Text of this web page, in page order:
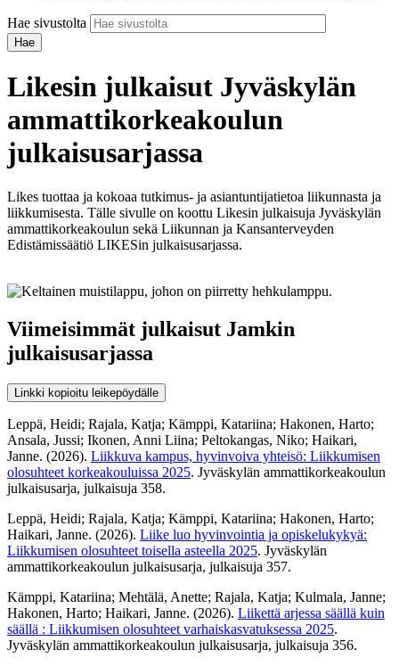
Hae sivustolta
Likesin julkaisut Jyväskylän
ammattikorkeakoulun
julkaisusarjassa
Likes tuottaa ja kokoaa tutkimus- ja asiantuntijatietoa liikunnasta ja
liikkumisesta. Tälle sivulle on koottu Likesin julkaisuja Jyväskylän
ammattikorkeakoulun sekä Liikunnan ja Kansanterveyden
Edistämissäätiö LIKESin julkaisusarjassa.
Viimeisimmät julkaisut Jamkin
julkaisusarjassa
Linkki kopioitu leikepöydälle
Leppä, Heidi; Rajala, Katja; Kämppi, Katariina; Hakonen, Harto;
Ansala, Jussi; Ikonen, Anni Liina; Peltokangas, Niko; Haikari,
Janne. (2026). Liikkuva kampus, hyvinvoiva yhteisö: Liikkumisen
olosuhteet korkeakouluissa 2025. Jyväskylän ammattikorkeakoulun
julkaisusarja, julkaisuja 358.
Leppä, Heidi; Rajala, Katja; Kämppi, Katariina; Hakonen, Harto;
Haikari, Janne. (2026). Liike luo hyvinvointia ja opiskelukykyä:
Liikkumisen olosuhteet toisella asteella 2025. Jyväskylän
ammattikorkeakoulun julkaisusarja, julkaisuja 357.
Kämppi, Katariina; Mehtälä, Anette; Rajala, Katja; Kulmala, Janne;
Hakonen, Harto; Haikari, Janne. (2026). Liikettä arjessa säällä kuin
säällä : Liikkumisen olosuhteet varhaiskasvatuksessa 2025.
Jyväskylän ammattikorkeakoulun julkaisusarja, julkaisuja 356.